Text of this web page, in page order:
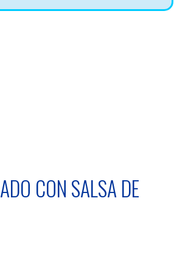
CON SALSA DE